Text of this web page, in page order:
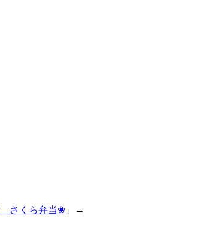
さくら弁当❀ 」→